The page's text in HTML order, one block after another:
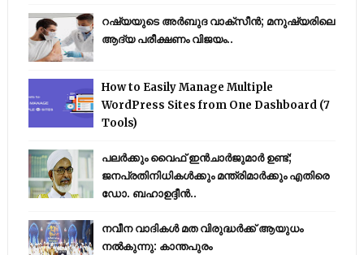
റഷ്യയുടെ അര്‍ബുദ വാക്‌സീന്‍; മനുഷ്യരിലെ
ആദ്യ പരീക്ഷണം വിജയം..
How to Easily Manage Multiple
WordPress Sites from One Dashboard (7
Tools)
പലർക്കും വൈഫ് ഇൻചാർജുമാർ ഉണ്ട്;
ജനപ്രതിനിധികൾക്കും മന്ത്രിമാർക്കും എതിരെ
ഡോ. ബഹാഉദ്ദീൻ..
നവീന വാദികൾ മത വിരുദ്ധർക്ക് ആയുധം
നൽകുന്നു: കാന്തപുരം